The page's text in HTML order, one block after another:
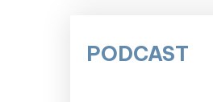
PODCAST